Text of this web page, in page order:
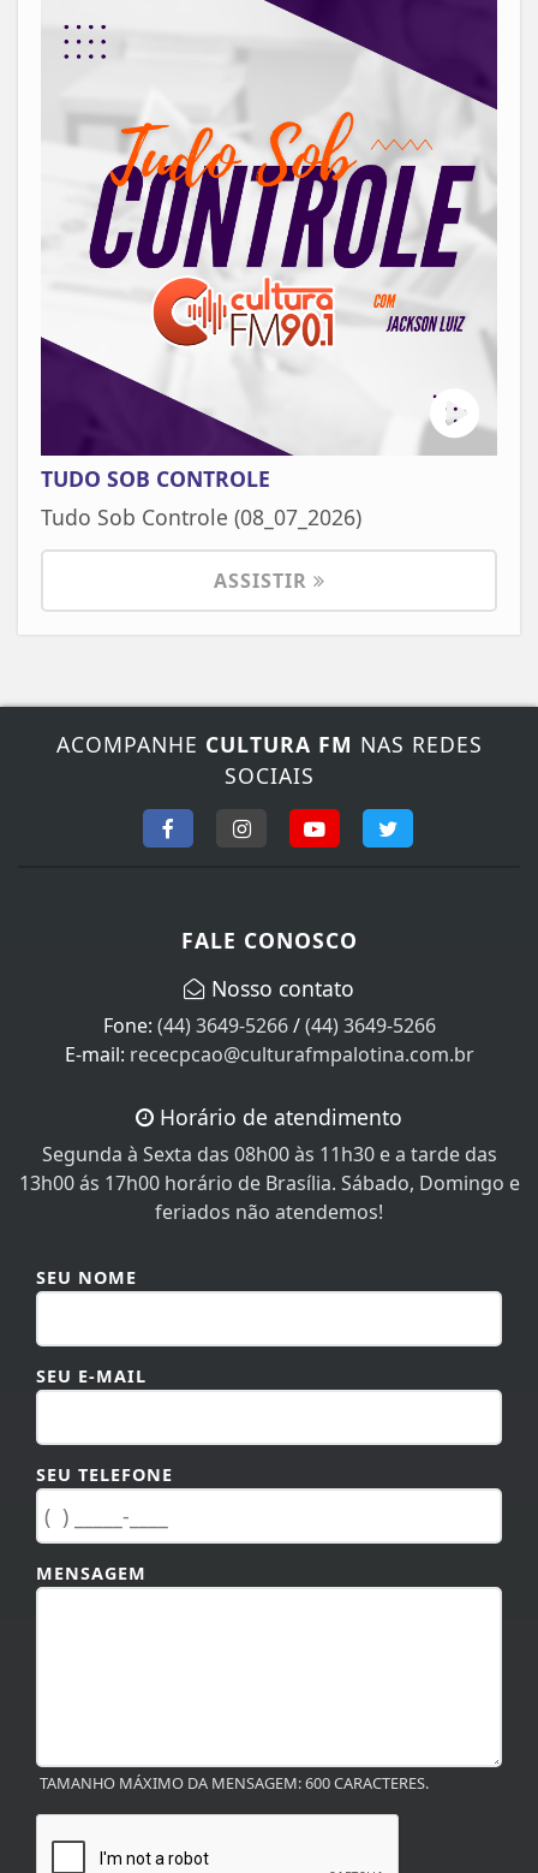
TUDO SOB CONTROLE
Tudo Sob Controle (08_07_2026)
ASSISTIR
ACOMPANHE CULTURA FM NAS REDES
SOCIAIS
FALE CONOSCO
Nosso contato
Fone: (44) 3649-5266/(44) 3649-5266
E-mail: rececpcao@culturafmpalotina.com.br
Horário de atendimento
Segunda à Sexta das 08h00 às 11h30 e a tarde das
13h00 ás 17h00 horário de Brasília. Sábado, Domingo e
feriados não atendemos!
SEU NOME
SEU E-MAIL
SEU TELEFONE
MENSAGEM
TAMANHO MÁXIMO DA MENSAGEM: 600 CARACTERES.